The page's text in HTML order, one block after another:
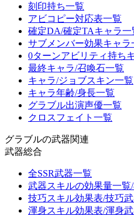
刻印持ち一覧
アビコピー対応表一覧
確定DA/確定TAキャラ一
サブメンバー効果キャラ
0ターンアビリティ持ち
最終キャラ/召喚石一覧
キャラ/ジョブスキン一覧
キャラ年齢/身長一覧
グラブル出演声優一覧
クロスフェイト一覧
グラブルの武器関連
武器総合
全SSR武器一覧
武器スキルの効果量一覧
技巧スキル効果表/技巧
渾身スキル効果表/渾身